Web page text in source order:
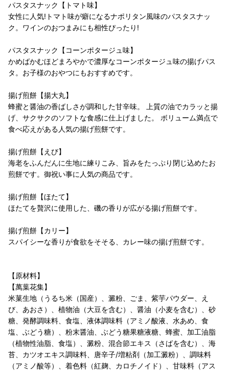
パスタスナック【トマト味】
女性に人気!トマト味が癖になるナポリタン風味のパスタスナッ
ク。ワインのおつまみにも相性ぴったり!
パスタスナック【コーンポタージュ味】
かめばかむほどまろやかで濃厚なコーンポタージュ味の揚げパス
タ。お子様のおやつにもおすすめです。
揚げ煎餅【揚大丸】
蜂蜜と醤油の香ばしさが調和した甘辛味。 上質の油でカラッと揚
げ、サクサクのソフトな食感に仕上げました。 ボリューム満点で
食べ応えがある人気の揚げ煎餅です。
揚げ煎餅【えび】
海老をふんだんに生地に練りこみ、旨みをたっぷり閉じ込めたお
煎餅です。御祝い事に人気の商品です。
揚げ煎餅【ほたて】
ほたてを贅沢に使用した、磯の香りが広がる揚げ煎餅です。
揚げ煎餅【カリー】
スパイシーな香りが食欲をそそる、カレー味の揚げ煎餅です。
【原材料】
【萬葉花集】
米菓生地（うるち米（国産）、澱粉、ごま、紫芋パウダー、え
び、あおさ）、植物油（大豆を含む）、醤油（小麦を含む）、砂
糖、発酵調味料、食塩、液体調味料（アミノ酸液、水あめ、食
塩、ぶどう糖）、粉末醤油、ぶどう糖果糖液糖、蜂蜜、加工油脂
（植物性油脂、食塩）、澱粉、混合節エキス（さばを含む）、海
苔、カツオエキス調味料、唐辛子/増粘剤（加工澱粉）、調味料
（アミノ酸等）、着色料（紅麹、カロチノイド）、甘味料（アス